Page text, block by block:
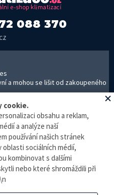
088 370
a mohou se lišit od zakoupeného
- kancelář
- sklad
cookie.
obsahu a reklam,
a analýze naší
používání našich stránek
oblasti sociálních médií,
kombinovat s dalšími
nebo které shromáždili při